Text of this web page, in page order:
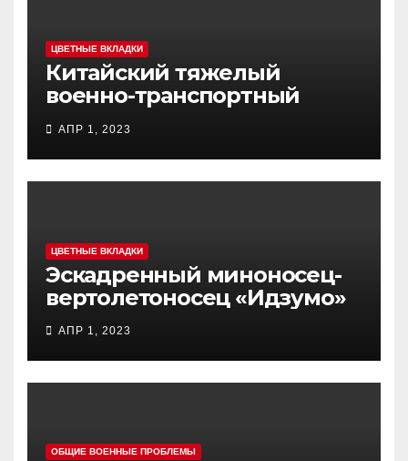
ЦВЕТНЫЕ ВКЛАДКИ
Китайский тяжелый
военно-транспортный
самолет (BTC) Y-20
(«ЮНЬ-20») «Куньпин»
АПР 1, 2023
ЦВЕТНЫЕ ВКЛАДКИ
Эскадренный миноносец-
вертолетоносец «Идзумо»
АПР 1, 2023
ОБЩИЕ ВОЕННЫЕ ПРОБЛЕМЫ